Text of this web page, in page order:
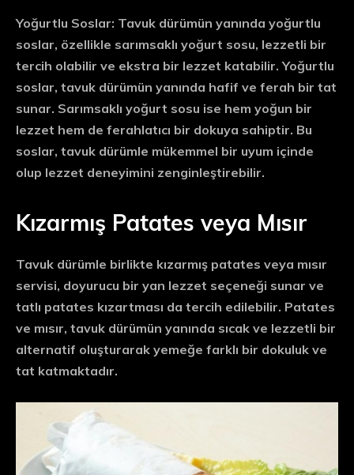
Yoğurtlu Soslar: Tavuk dürümün yanında yoğurtlu
soslar, özellikle sarımsaklı yoğurt sosu, lezzetli bir
tercih olabilir ve ekstra bir lezzet katabilir. Yoğurtlu
soslar, tavuk dürümün yanında hafif ve ferah bir tat
sunar. Sarımsaklı yoğurt sosu ise hem yoğun bir
lezzet hem de ferahlatıcı bir dokuya sahiptir. Bu
soslar, tavuk dürümle mükemmel bir uyum içinde
olup lezzet deneyimini zenginleştirebilir.
Kızarmış Patates veya Mısır
Tavuk dürümle birlikte kızarmış patates veya mısır
servisi, doyurucu bir yan lezzet seçeneği sunar ve
tatlı patates kızartması da tercih edilebilir. Patates
ve mısır, tavuk dürümün yanında sıcak ve lezzetli bir
alternatif oluşturarak yemeğe farklı bir dokuluk ve
tat katmaktadır.